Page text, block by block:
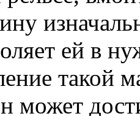
ей в
такой